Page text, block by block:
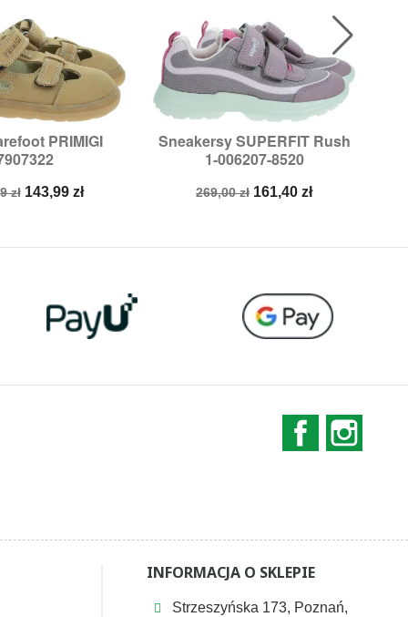
PRIMIGI
zł Cena
143,99 zł
podgląd
25,
Sneakersy SUPERFIT Rush
1-006207-8520
Cena
269,00 zł Cena
161,40 zł
Szybki podgląd
Rozmiary:26,32
Facebook
INFORMACJA O SKLEPIE
Strzeszyńska 173, Poznań,